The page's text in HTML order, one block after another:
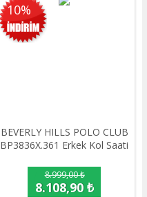
10%
BEVERLY HILLS POLO CLUB
BP3836X.361 Erkek Kol Saati
8.999,00 ₺
8.108,90 ₺